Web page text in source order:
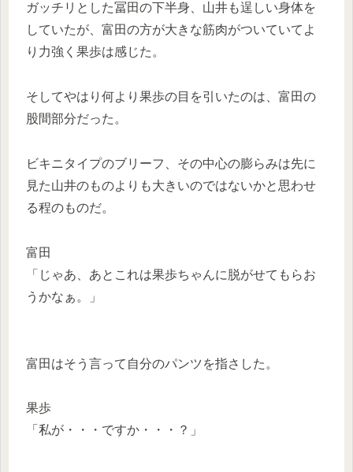
ガッチリとした冨田の下半身、山井も逞しい身体を
していたが、富田の方が大きな筋肉がついていてよ
り力強く果歩は感じた。
そしてやはり何より果歩の目を引いたのは、富田の
股間部分だった。
ビキニタイプのブリーフ、その中心の膨らみは先に
見た山井のものよりも大きいのではないかと思わせ
る程のものだ。
富田
「じゃあ、あとこれは果歩ちゃんに脱がせてもらお
うかなぁ。」
富田はそう言って自分のパンツを指さした。
果歩
「私が・・・ですか・・・？」